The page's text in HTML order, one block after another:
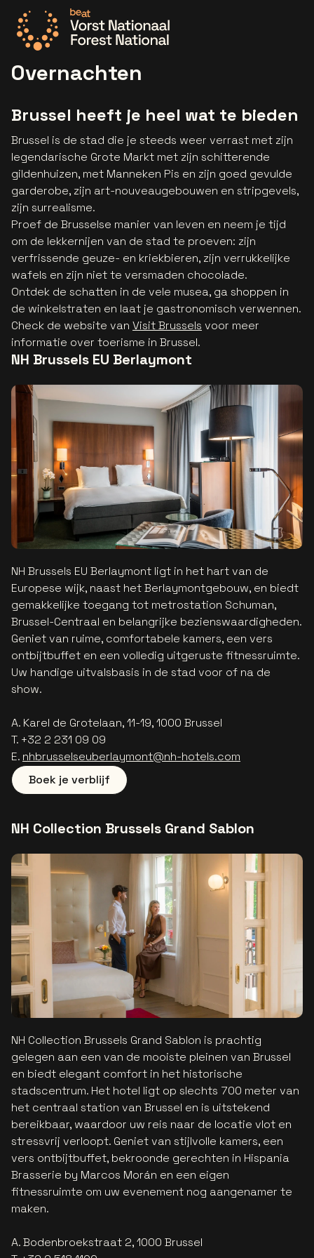
Overnachten
Brussel heeft je heel wat te bieden
Brussel is de stad die je steeds weer verrast met zijn
legendarische Grote Markt met zijn schitterende
gildenhuizen, met Manneken Pis en zijn goed gevulde
garderobe, zijn art-nouveaugebouwen en stripgevels,
zijn surrealisme.
Proef de Brusselse manier van leven en neem je tijd
om de lekkernijen van de stad te proeven: zijn
verfrissende geuze- en kriekbieren, zijn verrukkelijke
wafels en zijn niet te versmaden chocolade.
Ontdek de schatten in de vele musea, ga shoppen in
de winkelstraten en laat je gastronomisch verwennen.
Check de website van Visit Brussels voor meer
informatie over toerisme in Brussel.
NH Brussels EU Berlaymont
NH Brussels EU Berlaymont ligt in het hart van de
Europese wijk, naast het Berlaymontgebouw, en biedt
gemakkelijke toegang tot metrostation Schuman,
Brussel-Centraal en belangrijke bezienswaardigheden.
Geniet van ruime, comfortabele kamers, een vers
ontbijtbuffet en een volledig uitgeruste fitnessruimte.
Uw handige uitvalsbasis in de stad voor of na de
show.
A. Karel de Grotelaan, 11-19, 1000 Brussel
T. +32 2 231 09 09
E. nhbrusselseuberlaymont@nh-hotels.com
Boek je verblijf
NH Collection Brussels Grand Sablon
NH Collection Brussels Grand Sablon is prachtig
gelegen aan een van de mooiste pleinen van Brussel
en biedt elegant comfort in het historische
stadscentrum. Het hotel ligt op slechts 700 meter van
het centraal station van Brussel en is uitstekend
bereikbaar, waardoor uw reis naar de locatie vlot en
stressvrij verloopt. Geniet van stijlvolle kamers, een
vers ontbijtbuffet, bekroonde gerechten in Hispania
Brasserie by Marcos Morán en een eigen
fitnessruimte om uw evenement nog aangenamer te
maken.
A. Bodenbroekstraat 2, 1000 Brussel